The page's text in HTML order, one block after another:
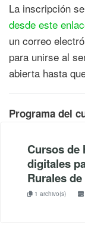
La inscripción
desde este
un correo
para unirse al
abierta hasta
Programa del
Cursos de
digitales
Rurales
1 archivo(s)